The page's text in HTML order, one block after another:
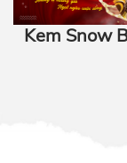
Kem Snow